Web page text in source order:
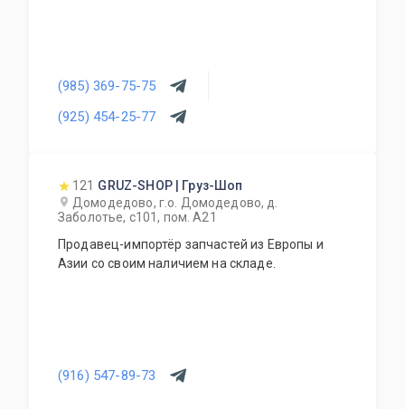
(985) 369-75-75
(925) 454-25-77
121 GRUZ-SHOP | Груз-Шоп
Домодедово, г.о. Домодедово, д.
Заболотье, с101, пом. А21
Продавец-импортёр запчастей из Европы и
Азии со своим наличием на складе.
(916) 547-89-73